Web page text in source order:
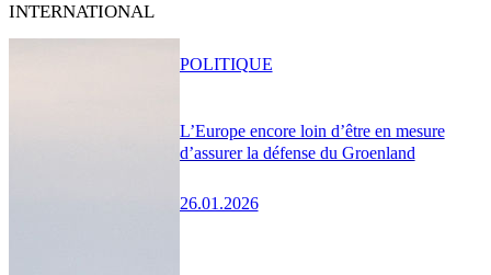
INTERNATIONAL
L’Europe encore loin d’être en mesure
d’assurer la défense du Groenland
26.01.2026
POLITIQUE